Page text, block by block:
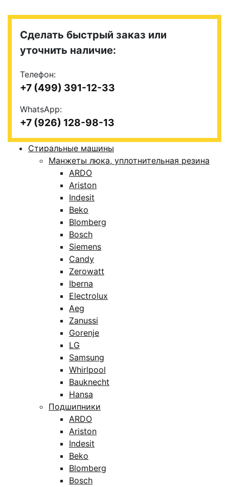
Сделать быстрый заказ или
уточнить наличие:
Телефон:
+7 (499) 391-12-33
WhatsApp:
+7 (926) 128-98-13
Стиральные машины
Манжеты люка, уплотнительная резина
ARDO
Ariston
Indesit
Beko
Blomberg
Bosch
Siemens
Candy
Zerowatt
Iberna
Electrolux
Aeg
Zanussi
Gorenje
LG
Samsung
Whirlpool
Bauknecht
Hansa
Подшипники
ARDO
Ariston
Indesit
Beko
Blomberg
Bosch